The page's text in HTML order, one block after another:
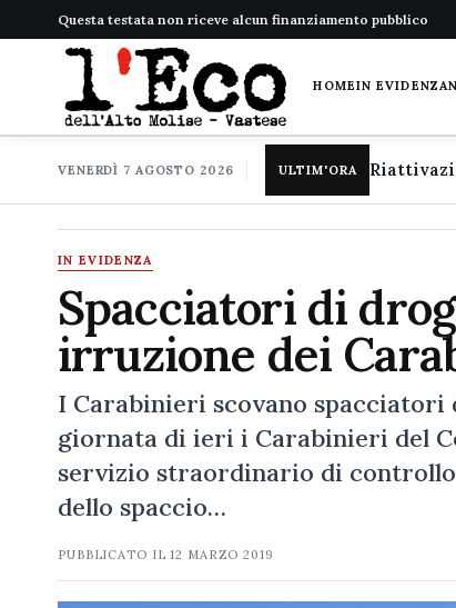
Questa testata non riceve alcun finanziamento pubblico
HOMEIN EVIDENZA
VENERDÌ 7 AGOSTO 2026 ULTIM'ORA
IN EVIDENZA
Spacciatori di
irruzione dei
I Carabinieri scovano
giornata di ieri i Carabinieri del
servizio straordinario di
dello spaccio…
PUBBLICATO IL12 MARZO 2019